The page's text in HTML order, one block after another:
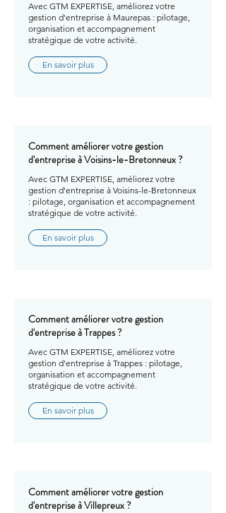
Avec GTM EXPERTISE, améliorez votre
gestion d'entreprise à Maurepas : pilotage,
organisation et accompagnement
stratégique de votre activité.
En savoir plus
Comment améliorer votre gestion
d'entreprise à Voisins-le-Bretonneux ?
Avec GTM EXPERTISE, améliorez votre
gestion d'entreprise à Voisins-le-Bretonneux
: pilotage, organisation et accompagnement
stratégique de votre activité.
En savoir plus
Comment améliorer votre gestion
d'entreprise à Trappes ?
Avec GTM EXPERTISE, améliorez votre
gestion d'entreprise à Trappes : pilotage,
organisation et accompagnement
stratégique de votre activité.
En savoir plus
Comment améliorer votre gestion
d'entreprise à Villepreux ?